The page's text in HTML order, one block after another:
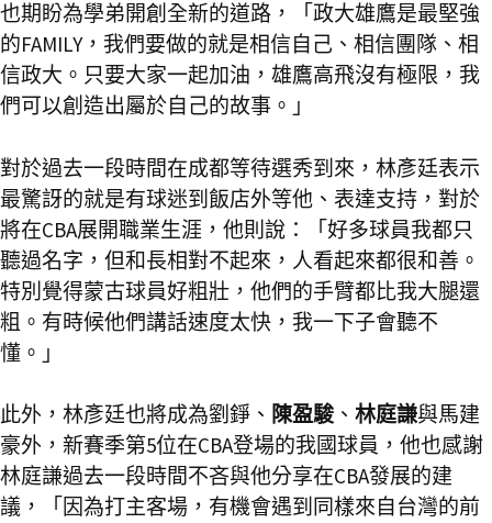
也期盼為學弟開創全新的道路，「政大雄鷹是最堅強
的FAMILY，我們要做的就是相信自己、相信團隊、相
信政大。只要大家一起加油，雄鷹高飛沒有極限，我
們可以創造出屬於自己的故事。」
對於過去一段時間在成都等待選秀到來，林彥廷表示
最驚訝的就是有球迷到飯店外等他、表達支持，對於
將在CBA展開職業生涯，他則說：「好多球員我都只
聽過名字，但和長相對不起來，人看起來都很和善。
特別覺得蒙古球員好粗壯，他們的手臂都比我大腿還
粗。有時候他們講話速度太快，我一下子會聽不
懂。」
此外，林彥廷也將成為劉錚、 陳盈駿 、 林庭謙與馬建
豪外，新賽季第5位在CBA登場的我國球員，他也感謝
林庭謙過去一段時間不吝與他分享在CBA發展的建
議，「因為打主客場，有機會遇到同樣來自台灣的前